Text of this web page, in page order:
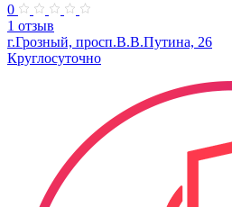
0
1 отзыв
г.Грозный, просп.В.В.Путина, 26
Круглосуточно